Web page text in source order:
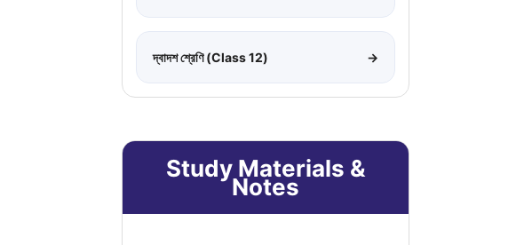
দ্বাদশ শ্রেণি (Class 12) →
Study Materials &
Notes